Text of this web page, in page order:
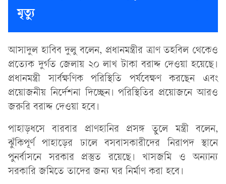
মৃত্যু
আসাদুল হাবিব দুলু বলেন, প্রধানমন্ত্রীর ত্রাণ তহবিল থেকেও
প্রত্যেক দুর্গত জেলায় ২০ লাখ টাকা বরাদ্দ দেওয়া হয়েছে।
প্রধানমন্ত্রী সার্বক্ষণিক পরিস্থিতি পর্যবেক্ষণ করছেন এবং
প্রয়োজনীয় নির্দেশনা দিচ্ছেন। পরিস্থিতির প্রয়োজনে আরও
জরুরি বরাদ্দ দেওয়া হবে।
পাহাড়ধসে বারবার প্রাণহানির প্রসঙ্গ তুলে মন্ত্রী বলেন,
ঝুঁকিপূর্ণ পাহাড়ের ঢালে বসবাসকারীদের নিরাপদ স্থানে
পুনর্বাসনে সরকার প্রস্তুত রয়েছে। খাসজমি ও অন্যান্য
সরকারি জমিতে তাদের জন্য ঘর নির্মাণ করা হবে।